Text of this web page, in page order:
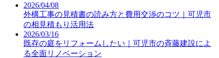
2026/04/08
外構工事の見積書の読み方と費用交渉のコツ｜可児市
の相見積もり活用法
2026/03/16
既存の庭をリフォームしたい｜可児市の斉藤建設によ
る全面リノベーション